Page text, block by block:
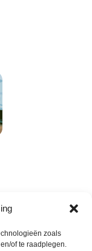
zoals
of te raadplegen.